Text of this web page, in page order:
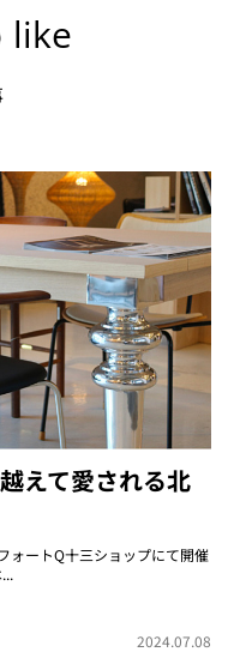
like
えて愛される北
ォートQ十三ショップにて開催
2024.07.08